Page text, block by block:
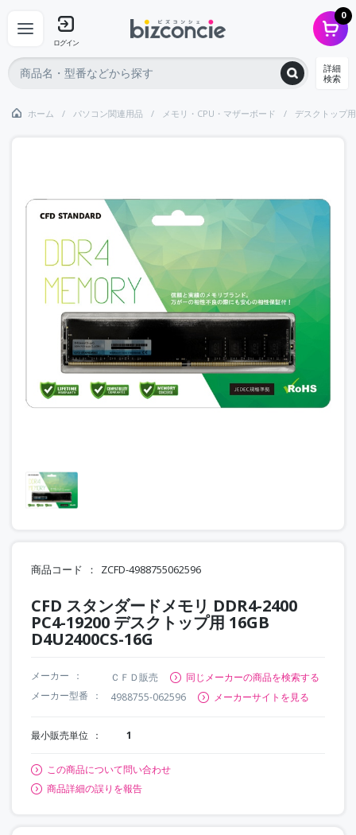
ログイン
0
詳細
検索
ホーム パソコン関連用品 メモリ・CPU・マザーボード デスクトップ
商品コード ZCFD-4988755062596
CFD スタンダードメモリ DDR4-2400
PC4-19200 デスクトップ用 16GB
D4U2400CS-16G
メーカー ＣＦＤ販売
同じメーカーの商品を検索する
メーカー型番
4988755-062596 メーカーサイトを見る
最小販売単位 1
この商品について問い合わせ
商品詳細の誤りを報告